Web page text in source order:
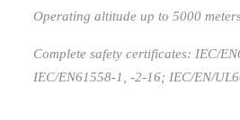
Operating altitude up to 5000
Complete safety certificates: IEC/
IEC/EN61558-1, -2-16; IEC/EN/